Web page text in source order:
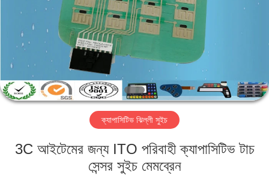
পণ্য
আমাদের
সম্পর্কে
কারখানা
ক্যাপাসিটিভ ঝিল্লী সুইচ
3C আইটেমের জন্য ITO পরিবাহী ক্যাপাসিটিভ টাচ
সেন্সর সুইচ মেমব্রেন